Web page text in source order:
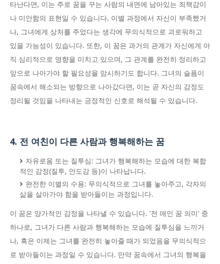
타난다면, 이는 주로 꿈을 꾸는 사람의 내면에 남아있는 죄책감이
나 미안함의 표현일 수 있습니다. 이별 과정에서 자신이 부족했거
나, 그녀에게 상처를 주었다는 생각에 무의식적으로 괴로워하고
있을 가능성이 있습니다. 또한, 이 꿈은 과거의 관계가 자신에게 아
직 심리적으로 영향을 미치고 있으며, 그 관계를 완전히 정리하고
앞으로 나아가야 할 필요성을 암시하기도 합니다. 그녀의 슬픔이
꿈속에서 해소되는 방향으로 나아갔다면, 이는 곧 자신의 감정도
정리될 것임을 나타내는 긍정적인 신호로 해석될 수 있습니다.
4. 전 여친이 다른 사람과 행복해하는 꿈
자유로움 또는 질투심: 그녀가 행복해하는 모습에 대한 복합
적인 감정(질투, 안도감 등)이 나타납니다.
완전한 이별의 수용: 무의식적으로 그녀를 놓아주고, 각자의
삶을 살아가야 함을 받아들이는 과정입니다.
이 꿈은 양가적인 감정을 나타낼 수 있습니다. '전 애인 꿈 의미' 중
하나로, 그녀가 다른 사람과 행복해하는 모습에 질투심을 느끼거
나, 혹은 이제는 그녀를 완전히 놓아줄 때가 되었음을 무의식적으
로 받아들이는 과정일 수 있습니다. 만약 꿈속에서 그녀의 행복을